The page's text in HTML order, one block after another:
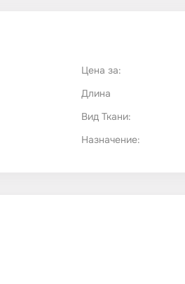
Цена за:
Длина
Вид Ткани:
Назначение: